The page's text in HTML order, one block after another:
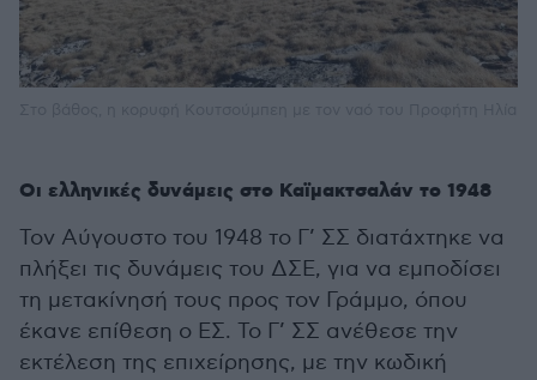
Οι ελληνικές δυνάμεις στο Καϊμακτσαλάν το 1948
Τον Αύγουστο του 1948 το Γ’ ΣΣ διατάχτηκε να
πλήξει τις δυνάμεις του ΔΣΕ, για να εμποδίσει
τη μετακίνησή τους προς τον Γράμμο, όπου
έκανε επίθεση ο ΕΣ. Το Γ’ ΣΣ ανέθεσε την
εκτέλεση της επιχείρησης, με την κωδική